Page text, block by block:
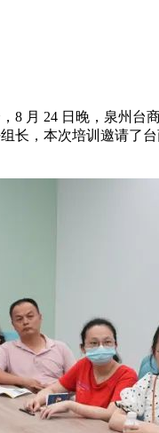
月 24 日晚，泉州
长，本次培训邀请了